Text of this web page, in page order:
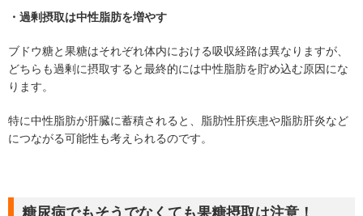
・過剰摂取は中性脂肪を増やす
ブドウ糖と果糖はそれぞれ体内における吸収経路は異なりますが、
どちらも過剰に摂取すると最終的には中性脂肪を貯め込む原因にな
ります。
特に中性脂肪が肝臓に蓄積されると、脂肪性肝疾患や脂肪肝炎など
につながる可能性も考えられるのです。